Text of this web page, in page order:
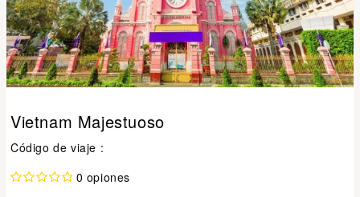
Vietnam Majestuoso
Código de viaje :
0 opiones